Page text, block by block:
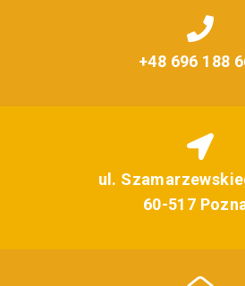
ul.